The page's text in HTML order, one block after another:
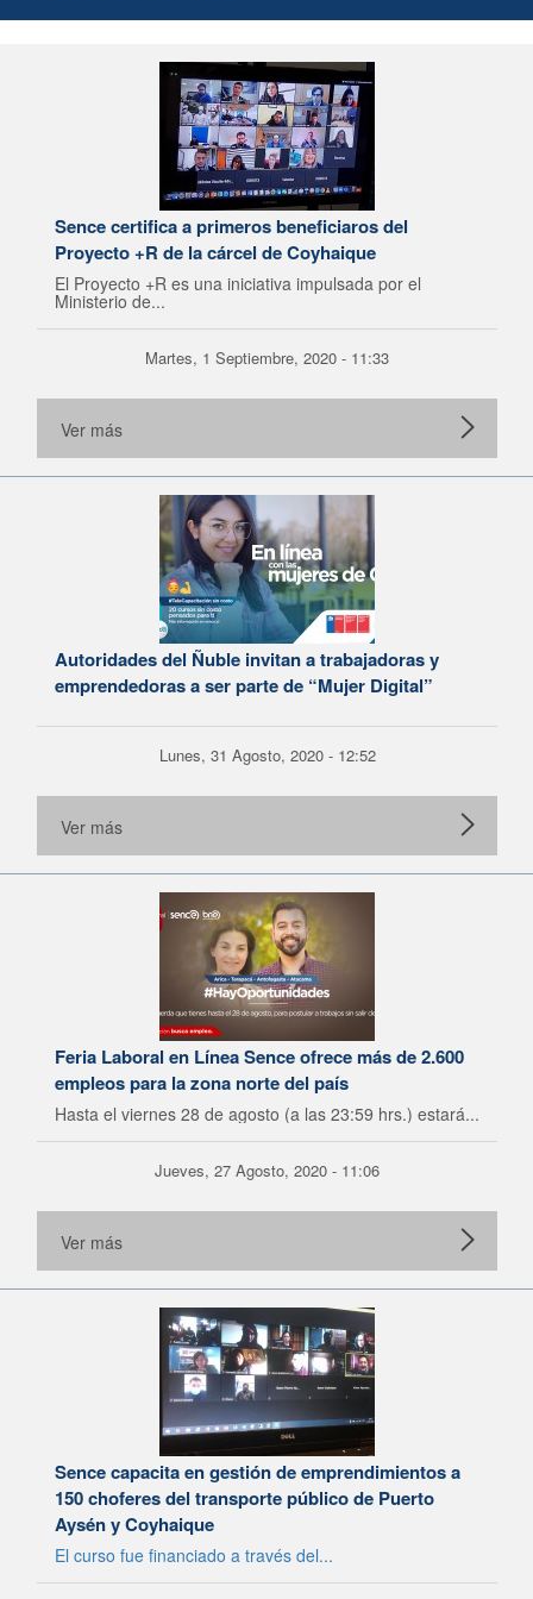
Sence certifica a primeros beneficiaros del
Proyecto +R de la cárcel de Coyhaique
El Proyecto +R es una iniciativa impulsada por el
Ministerio de...
Martes, 1 Septiembre, 2020 - 11:33
Ver más
Autoridades del Ñuble invitan a trabajadoras y
emprendedoras a ser parte de “Mujer Digital”
Lunes, 31 Agosto, 2020 - 12:52
Ver más
Feria Laboral en Línea Sence ofrece más de 2.600
empleos para la zona norte del país
Hasta el viernes 28 de agosto (a las 23:59 hrs.) estará...
Jueves, 27 Agosto, 2020 - 11:06
Ver más
Sence capacita en gestión de emprendimientos a
150 choferes del transporte público de Puerto
Aysén y Coyhaique
El curso fue financiado a través del...